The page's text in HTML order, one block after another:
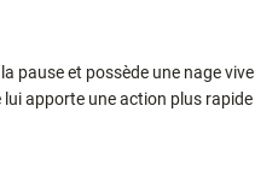
pause et possède une nage
apporte une action plus